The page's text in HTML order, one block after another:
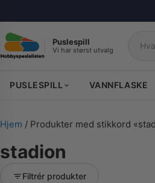
Puslespill
Vi har størst utvalg Søk
PUSLESPILL VANNFLASKE
Hjem / Produkter med stikkord
stadion
Filtrér produkter